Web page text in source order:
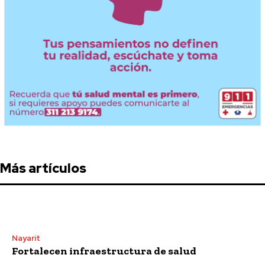
Más artículos
Nayarit
Fortalecen infraestructura de salud